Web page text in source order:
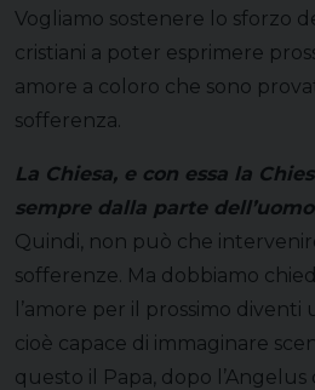
Vogliamo sostenere lo sforzo
cristiani a poter esprimere
amore a coloro che sono
sofferenza.
La Chiesa, e con essa la
sempre dalla parte
Quindi, non può che
sofferenze. Ma dobbiamo
l’amore per il prossimo
cioè capace di immaginare
questo il Papa, dopo l’Angelus